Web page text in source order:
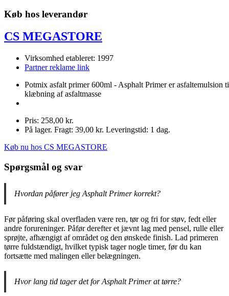
Køb hos leverandør
CS MEGASTORE
Virksomhed etableret: 1997
Partner reklame link
Potmix asfalt primer 600ml - Asphalt Primer er asfaltemulsion
klæbning af asfaltmasse
Pris: 258,00 kr.
På lager. Fragt: 39,00 kr. Leveringstid: 1 dag.
Køb nu hos CS MEGASTORE
Spørgsmål og svar
Hvordan påfører jeg Asphalt Primer korrekt?
Før påføring skal overfladen være ren, tør og fri for støv, fedt eller
andre forureninger. Påfør derefter et jævnt lag med pensel, rulle eller
sprøjte, afhængigt af området og den ønskede finish. Lad primeren
tørre fuldstændigt, hvilket typisk tager nogle timer, før du kan
fortsætte med malingen eller belægningen.
Hvor lang tid tager det for Asphalt Primer at tørre?